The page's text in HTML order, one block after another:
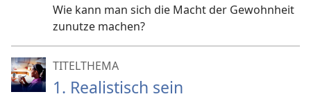
Wie kann man sich die Macht der Gewohnheit
zunutze machen?
TITELTHEMA
1. Realistisch sein